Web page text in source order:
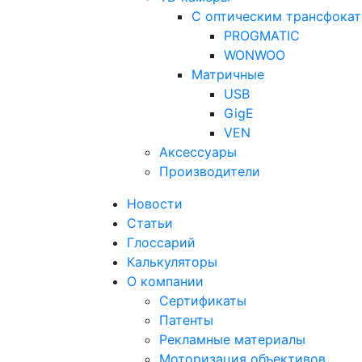
С оптическим
PROGMATIC
WONWOO
Матричные
USB
GigE
VEN
Аксессуары
Производители
Новости
Статьи
Глоссарий
Калькуляторы
О компании
Сертификаты
Патенты
Рекламные материалы
Моторизация объективов